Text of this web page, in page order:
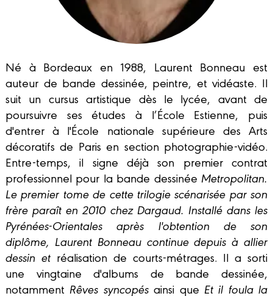
Né à Bordeaux en 1988, Laurent Bonneau est
auteur de bande dessinée, peintre, et vidéaste. Il
suit un cursus artistique dès le lycée, avant de
poursuivre ses études à l’École Estienne, puis
d'entrer à l'École nationale supérieure des Arts
décoratifs de Paris en section photographie-vidéo.
Entre-temps, il signe déjà son premier contrat
professionnel pour la bande dessinée Metropolitan.
Le premier tome de cette trilogie scénarisée par son
frère paraît en 2010 chez Dargaud. Installé dans les
Pyrénées-Orientales après l'obtention de son
diplôme, Laurent Bonneau continue depuis à allier
dessin et réalisation de courts-métrages. Il a sorti
une vingtaine d'albums de bande dessinée,
notamment Rêves syncopésainsi que Et il foula la